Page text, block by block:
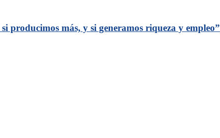
producimos más, y si generamos riqueza y empleo”